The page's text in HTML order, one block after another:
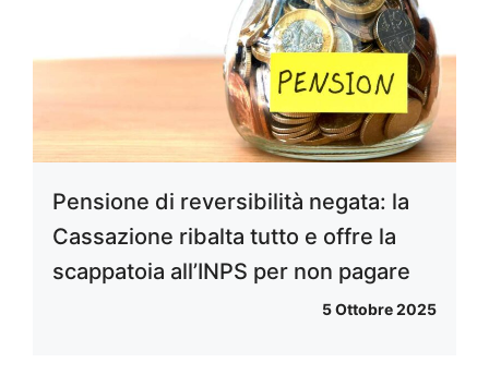
Pensione di reversibilità negata: la
Cassazione ribalta tutto e offre la
scappatoia all’INPS per non pagare
5 Ottobre 2025